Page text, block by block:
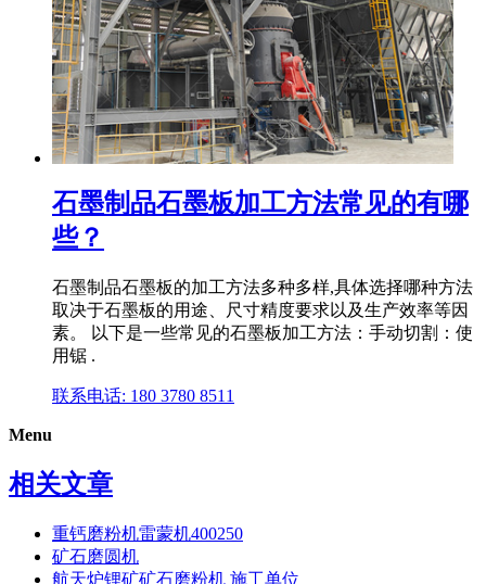
石墨制品石墨板加工方法常见的有哪
些？
石墨制品石墨板的加工方法多种多样,具体选择哪种方法
取决于石墨板的用途、尺寸精度要求以及生产效率等因
素。 以下是一些常见的石墨板加工方法：手动切割：使
用锯 .
联系电话: 180 3780 8511
Menu
相关文章
重钙磨粉机雷蒙机400250
矿石磨圆机
航天炉锂矿矿石磨粉机 施工单位